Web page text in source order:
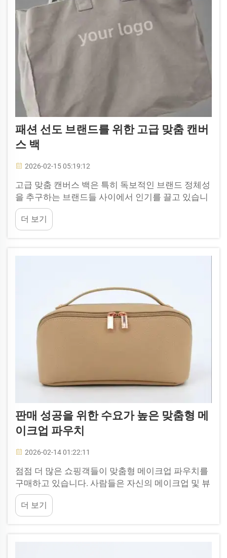
패션 선도 브랜드를 위한 고급 맞춤 캔버
스 백
2026-02-15 05:19:12
고급 맞춤 캔버스 백은 특히 독보적인 브랜드 정체성
을 추구하는 브랜드들 사이에서 인기를 끌고 있습니
다. 이러한 백은 단순한 토트백을 넘어서, 기업이 자
사의 스타일과 창의성을 과시하는 수단이기도 합니
다. 따라서 브랜드가...
더 보기
판매 성공을 위한 수요가 높은 맞춤형 메
이크업 파우치
2026-02-14 01:22:11
점점 더 많은 쇼핑객들이 맞춤형 메이크업 파우치를
구매하고 있습니다. 사람들은 자신의 메이크업 및 뷰
티 제품을 체계적으로 정리하고, 동시에 개성 있게 표
현하려는 욕구가 강해지고 있습니다. 킹스타
(KINGSTAR)는 이러한 트렌드를 인식하고, 특별한 무
더 보기